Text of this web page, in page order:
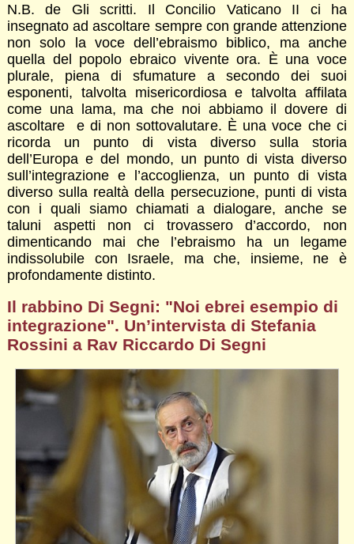
N.B. de Gli scritti. Il Concilio Vaticano II ci ha
insegnato ad ascoltare sempre con grande attenzione
non solo la voce dell’ebraismo biblico, ma anche
quella del popolo ebraico vivente ora. È una voce
plurale, piena di sfumature a secondo dei suoi
esponenti, talvolta misericordiosa e talvolta affilata
come una lama, ma che noi abbiamo il dovere di
ascoltare e di non sottovalutare. È una voce che ci
ricorda un punto di vista diverso sulla storia
dell’Europa e del mondo, un punto di vista diverso
sull’integrazione e l’accoglienza, un punto di vista
diverso sulla realtà della persecuzione, punti di vista
con i quali siamo chiamati a dialogare, anche se
taluni aspetti non ci trovassero d’accordo, non
dimenticando mai che l’ebraismo ha un legame
indissolubile con Israele, ma che, insieme, ne è
profondamente distinto.
Il rabbino Di Segni: "Noi ebrei esempio di
integrazione". Un’intervista di Stefania
Rossini a Rav Riccardo Di Segni